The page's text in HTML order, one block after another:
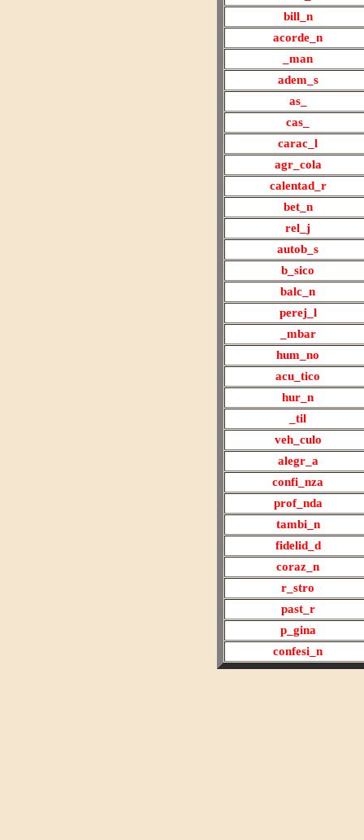
bill_n
acorde _n
_man
adem _s
as_
cas
carac _l
agr_cola
calentad_r
bet_n
rel _j
autob_s
b_sico
balc_n
perej_l
_mbar
hum_no
acu_tico
hur_n
_til
veh_culo
alegr_a
confi _nza
prof_nda
tambi_n
fidelid_d
coraz _n
r _stro
past_r
p_gina
confesi _n